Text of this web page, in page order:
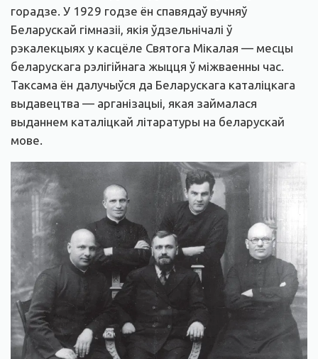
горадзе. У 1929 годзе ён спавядаў вучняў
Беларускай гімназіі, якія ўдзельнічалі ў
рэкалекцыях у касцёле Святога Мікалая — месцы
беларускага рэлігійнага жыцця ў міжваенны час.
Таксама ён далучыўся да Беларускага каталіцкага
выдавецтва — арганізацыі, якая займалася
выданнем каталіцкай літаратуры на беларускай
мове.